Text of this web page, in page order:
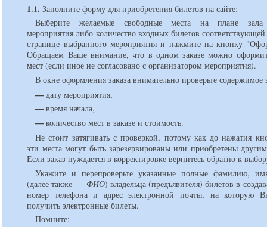
1.1. Заполните форму для приобретения билетов на сайте:
Выберите желаемые свободные места на плане зала
мероприятия либо количество входных билетов
странице выбранного мероприятия и нажмите на кнопку
Обращаем Ваше внимание, что в одном заказе можно
мест (если иное не согласовано с организатором мероприятия).
В окне оформления заказа внимательно проверьте содержимое
— дату мероприятия,
— время начала,
— количество мест в заказе и стоимость.
Не стоит затягивать с проверкой, потому как до нажатия
эти места могут быть зарезервированы или приобретены
Если заказ нуждается в корректировке вернитесь обратно к
Укажите и перепроверьте указанные полные фамилию,
(далее также — ФИО) владельца (предъявителя) билетов в
номер телефона и адрес электронной почты, на которую
получить электронные билеты.
Помните: